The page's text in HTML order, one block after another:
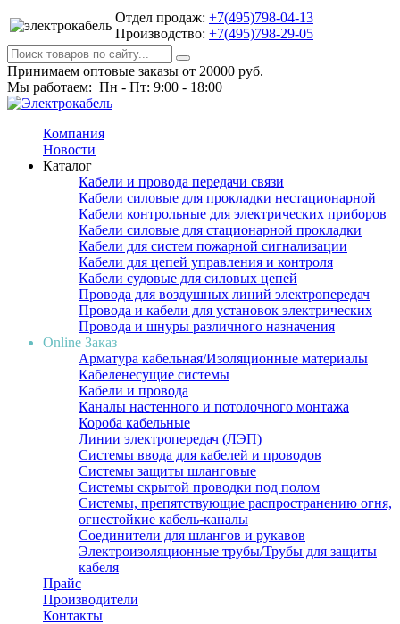
Отдел продаж: +7(495)798-04-13
Производство: +7(495)798-29-05
Принимаем оптовые заказы от 20000 руб.
Мы работаем: Пн - Пт: 9:00 - 18:00
Компания
Новости
Каталог
Кабели и провода передачи связи
Кабели силовые для прокладки нестационарной
Кабели контрольные для электрических приборов
Кабели силовые для стационарной прокладки
Кабели для систем пожарной сигнализации
Кабели для цепей управления и контроля
Кабели судовые для силовых цепей
Провода для воздушных линий электропередач
Провода и кабели для установок электрических
Провода и шнуры различного назначения
Online Заказ
Арматура кабельная/Изоляционные материалы
Кабеленесущие системы
Кабели и провода
Каналы настенного и потолочного монтажа
Короба кабельные
Линии электропередач (ЛЭП)
Системы ввода для кабелей и проводов
Системы защиты шланговые
Системы скрытой проводки под полом
Системы, препятствующие распространению огня,
огнестойкие кабель-каналы
Соединители для шлангов и рукавов
Электроизоляционные трубы/Трубы для защиты
кабеля
Прайс
Производители
Контакты